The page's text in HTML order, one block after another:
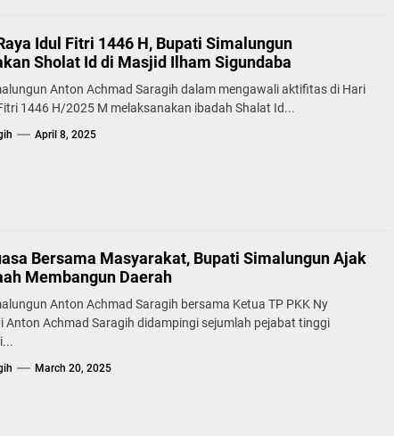
Idul Fitri 1446 H, Bupati Simalungun
Sholat Id di Masjid Ilham Sigundaba
Anton Achmad Saragih dalam mengawali aktifitas di Hari
1446 H/2025 M melaksanakan ibadah Shalat Id...
April 8, 2025
Bersama Masyarakat, Bupati Simalungun Ajak
Membangun Daerah
Anton Achmad Saragih bersama Ketua TP PKK Ny
Anton Achmad Saragih didampingi sejumlah pejabat tinggi
March 20, 2025